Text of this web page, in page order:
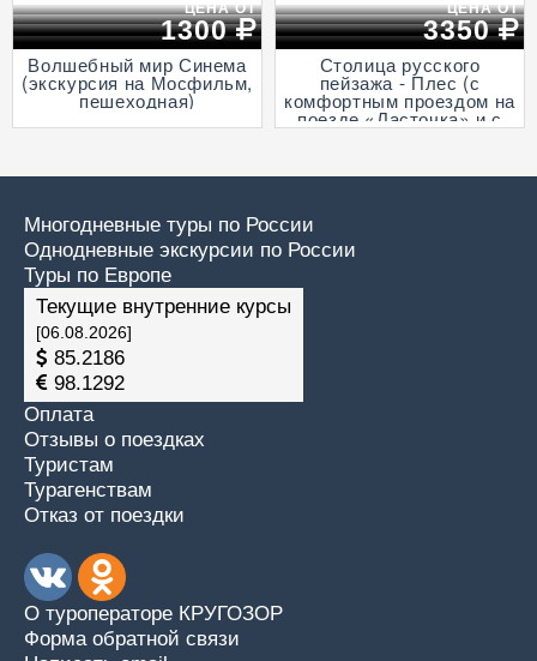
ЦЕНА ОТ
1300
Волшебный мир Синема
(экскурсия на Мосфильм,
пешеходная)
ЦЕНА ОТ
3350
Столица русского
пейзажа - Плес (с
комфортным проездом на
поезде «Ласточка» и с
прогулкой на теплоходе
Многодневные туры по России
Однодневные экскурсии по России
Туры по Европе
Текущие внутренние курсы
[06.08.2026]
85.2186
98.1292
Оплата
Отзывы о поездках
Туристам
Турагенствам
Отказ от поездки
О туроператоре КРУГОЗОР
Форма обратной связи